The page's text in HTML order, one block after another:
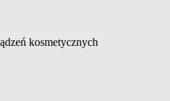
kosmetycznych